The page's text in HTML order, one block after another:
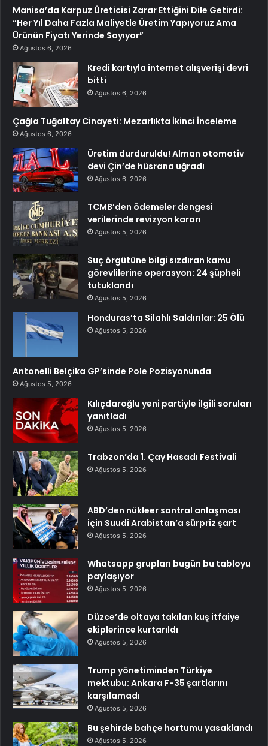
Manisa’da Karpuz Üreticisi Zarar Ettiğini Dile Getirdi:
“Her Yıl Daha Fazla Maliyetle Üretim Yapıyoruz Ama
Ürünün Fiyatı Yerinde Sayıyor”
Ağustos 6, 2026
Kredi kartıyla internet alışverişi devri
bitti
Ağustos 6, 2026
Çağla Tuğaltay Cinayeti: Mezarlıkta İkinci İnceleme
Ağustos 6, 2026
Üretim durduruldu! Alman otomotiv
devi Çin’de hüsrana uğradı
Ağustos 6, 2026
TCMB’den ödemeler dengesi
verilerinde revizyon kararı
Ağustos 5, 2026
Suç örgütüne bilgi sızdıran kamu
görevlilerine operasyon: 24 şüpheli
tutuklandı
Ağustos 5, 2026
Honduras’ta Silahlı Saldırılar: 25 Ölü
Ağustos 5, 2026
Antonelli Belçika GP’sinde Pole Pozisyonunda
Ağustos 5, 2026
Kılıçdaroğlu yeni partiyle ilgili soruları
yanıtladı
Ağustos 5, 2026
Trabzon’da 1. Çay Hasadı Festivali
Ağustos 5, 2026
ABD’den nükleer santral anlaşması
için Suudi Arabistan’a sürpriz şart
Ağustos 5, 2026
Whatsapp grupları bugün bu tabloyu
paylaşıyor
Ağustos 5, 2026
Düzce’de oltaya takılan kuş itfaiye
ekiplerince kurtarıldı
Ağustos 5, 2026
Trump yönetiminden Türkiye
mektubu: Ankara F-35 şartlarını
karşılamadı
Ağustos 5, 2026
Bu şehirde bahçe hortumu yasaklandı
Ağustos 5, 2026